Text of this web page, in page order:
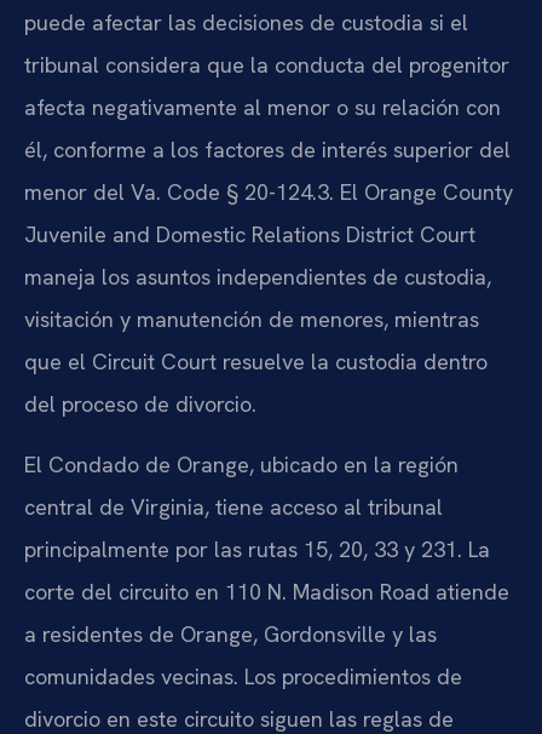
puede afectar las decisiones de custodia si el
tribunal considera que la conducta del progenitor
afecta negativamente al menor o su relación con
él, conforme a los factores de interés superior del
menor del Va. Code § 20-124.3. El Orange County
Juvenile and Domestic Relations District Court
maneja los asuntos independientes de custodia,
visitación y manutención de menores, mientras
que el Circuit Court resuelve la custodia dentro
del proceso de divorcio.
El Condado de Orange, ubicado en la región
central de Virginia, tiene acceso al tribunal
principalmente por las rutas 15, 20, 33 y 231. La
corte del circuito en 110 N. Madison Road atiende
a residentes de Orange, Gordonsville y las
comunidades vecinas. Los procedimientos de
divorcio en este circuito siguen las reglas de